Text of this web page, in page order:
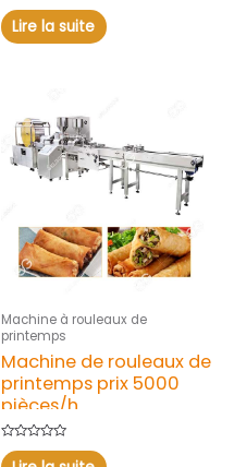
Note
0
sur
5
Lire la suite
Machine à rouleaux de
printemps
Machine de rouleaux de
printemps prix 5000
pièces/h
Note
0